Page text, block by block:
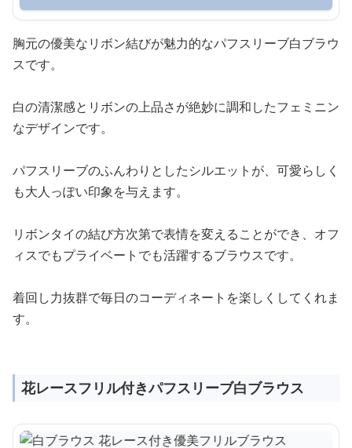
胸元の優美なリボン結びが魅力的なパフスリーブ白ブラウ
スです。
白の清潔感とリボンの上品さが絶妙に調和したフェミニン
なデザインです。
パフスリーブのふんわりとしたシルエットが、可愛らしく
も大人っぽい印象を与えます。
リボンタイの結び方次第で表情を変えることができ、オフ
ィスでもプライベートでも活躍するブラウスです。
着回し力抜群で毎日のコーディネートを楽しくしてくれま
す。
花レースフリル付きパフスリーブ白ブラウス